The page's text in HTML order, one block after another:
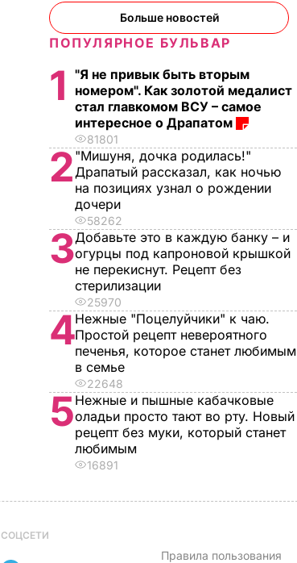
Больше новостей
ПОПУЛЯРНОЕ БУЛЬВАР
1
"Я не привык быть вторым
номером". Как золотой медалист
стал главкомом ВСУ – самое
интересное о Драпатом
81801
2 "Мишуня, дочка родилась!"
Драпатый рассказал, как ночью
на позициях узнал о рождении
дочери
58262
3Добавьте это в каждую банку – и
огурцы под капроновой крышкой
не перекиснут. Рецепт без
стерилизации
25970
4Нежные "Поцелуйчики" к чаю.
Простой рецепт невероятного
печенья, которое станет любимым
в семье
22648
5Нежные и пышные кабачковые
оладьи просто тают во рту. Новый
рецепт без муки, который станет
любимым
16891
СОЦСЕТИ
Правила пользования